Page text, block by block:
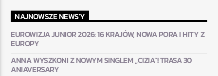
NAJNOWSZE NEWS'Y
EUROWIZJA JUNIOR 2026: 16 KRAJÓW, NOWA PORA I HITY Z
EUROPY
ANNA WYSZKONI Z NOWYM SINGLEM „CIZIA”! TRASA 30
ANIAVERSARY